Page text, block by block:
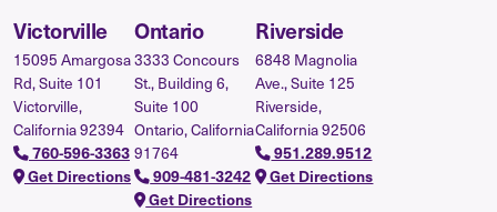
Victorville
15095 Amargosa
Rd, Suite 101
Victorville,
California 92394
760-596-3363
Get Directions
Ontario
3333 Concours
St., Building 6,
Suite 100
Ontario, California
91764
909-481-3242
Get Directions
Riverside
6848 Magnolia
Ave., Suite 125
Riverside,
California 92506
951.289.9512
Get Directions